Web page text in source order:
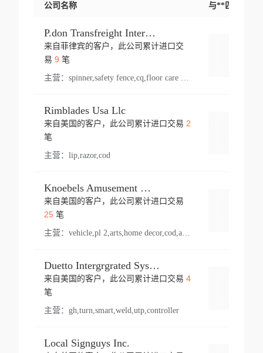
公司名称 与**匹配交易
P.don Transfreight International
来自菲律宾的客户，此公司累计进口交
易 9 笔
主营：
Rimblades Usa Llc
来自美国的客户，此公司累计进口交易 2
笔
主营： lip,razor,cod
Knoebels Amusement Resort
来自美国的客户，此公司累计进口交易
25笔
主营： vehicle,pl 2,arts,home decor,cod,amusement ride,sea
Duetto Intergrgrated Systems Inc.
来自美国的客户，此公司累计进口交易 4
笔
主营： gh,turn,smart,weld,utp,controller
Local Signguys Inc.